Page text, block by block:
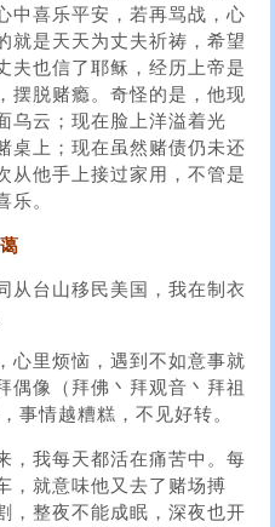
中喜乐平安，若再骂战，心
就是天天为丈夫祈祷，希望
夫也信了耶稣，经历上帝是
摆脱赌瘾。奇怪的是，他现
乌云；现在脸上洋溢着光
桌上；现在虽然赌债仍未还
从他手上接过家用，不管是
乐。
从台山移民美国，我在制衣
心里烦恼，遇到不如意事就
偶像（拜佛丶拜观音丶拜祖
事情越糟糕，不见好转。
，我每天都活在痛苦中。每
，就意味他又去了赌场搏
，整夜不能成眠，深夜也开